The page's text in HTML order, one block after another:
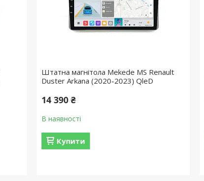
Штатна магнітола Mekede MS Renault
Duster Arkana (2020-2023) QleD
14 390 ₴
В наявності
Купити